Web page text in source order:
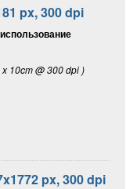
px, 300 dpi
10cm @ 300 dpi )
px, 300 dpi